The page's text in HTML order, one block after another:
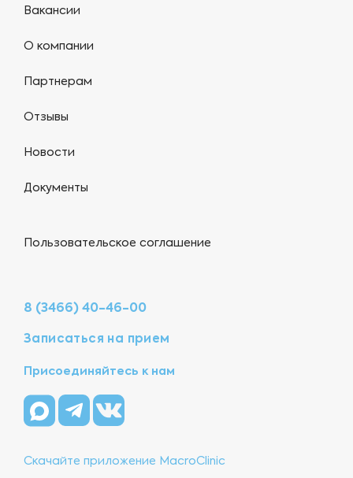
Вакансии
О компании
Партнерам
Отзывы
Новости
Документы
Пользовательское соглашение
8 (3466) 40-46-00
Записаться на прием
Присоединяйтесь к нам
Скачайте приложение MacroClinic